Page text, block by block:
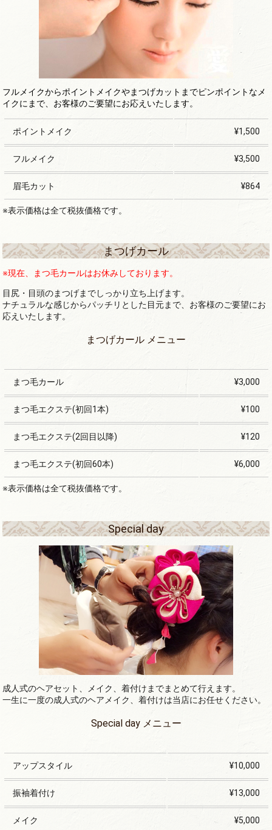
フルメイクからポイントメイクやまつげカットまでピンポイントなメ
イクにまで、お客様のご要望にお応えいたします。
ポイントメイク ¥1,500
フルメイク ¥3,500
眉毛カット ¥864
※表示価格は全て税抜価格です。
まつげカール
※現在、まつ毛カールはお休みしております。
目尻・目頭のまつげまでしっかり立ち上げます。
ナチュラルな感じからパッチリとした目元まで、お客様のご要望にお
応えいたします。
まつげカール メニュー
まつ毛カール ¥3,000
まつ毛エクステ(初回1本) ¥100
まつ毛エクステ(2回目以降) ¥120
まつ毛エクステ(初回60本) ¥6,000
※表示価格は全て税抜価格です。
Special day
成人式のヘアセット、メイク、着付けまでまとめて行えます。
一生に一度の成人式のヘアメイク、着付けは当店にお任せください。
Special day メニュー
アップスタイル ¥10,000
振袖着付け ¥13,000
メイク ¥5,000